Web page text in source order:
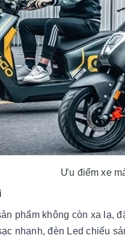
Ưu điểm xe
phẩm không còn xa lạ,
nhanh, đèn Led chiếu